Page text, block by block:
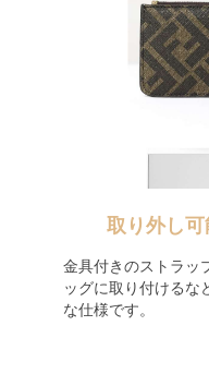
取り外し
金具付きのストラッ
ッグに取り付けるな
な仕様です。